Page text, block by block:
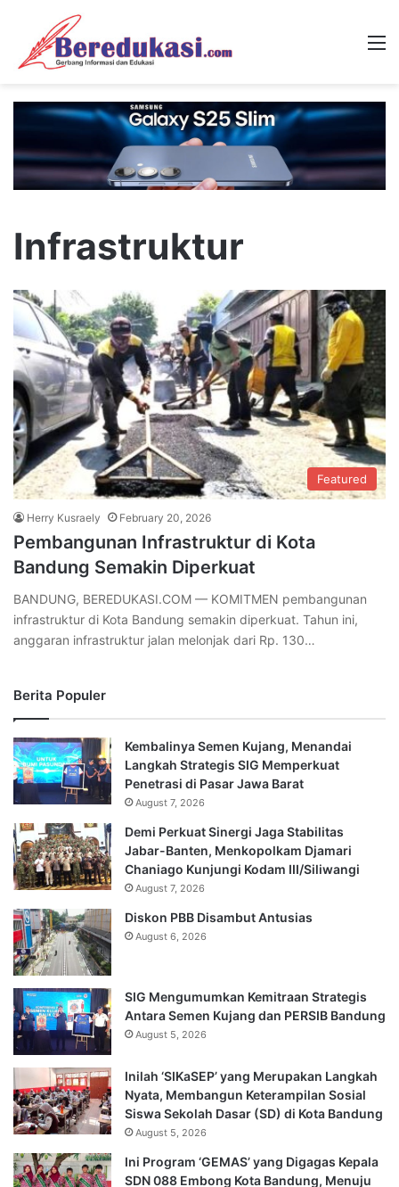
Infrastruktur
Featured
Herry Kusraely February 20, 2026
Pembangunan Infrastruktur di Kota
Bandung Semakin Diperkuat
BANDUNG, BEREDUKASI.COM — KOMITMEN pembangunan
infrastruktur di Kota Bandung semakin diperkuat. Tahun ini,
anggaran infrastruktur jalan melonjak dari Rp. 130…
Berita Populer
Kembalinya Semen Kujang, Menandai
Langkah Strategis SIG Memperkuat
Penetrasi di Pasar Jawa Barat
August 7, 2026
Demi Perkuat Sinergi Jaga Stabilitas
Jabar-Banten, Menkopolkam Djamari
Chaniago Kunjungi Kodam III/Siliwangi
August 7, 2026
Diskon PBB Disambut Antusias
August 6, 2026
SIG Mengumumkan Kemitraan Strategis
Antara Semen Kujang dan PERSIB Bandung
August 5, 2026
Inilah ‘SIKaSEP’ yang Merupakan Langkah
Nyata, Membangun Keterampilan Sosial
Siswa Sekolah Dasar (SD) di Kota Bandung
August 5, 2026
Ini Program ‘GEMAS’ yang Digagas Kepala
SDN 088 Embong Kota Bandung, Menuju